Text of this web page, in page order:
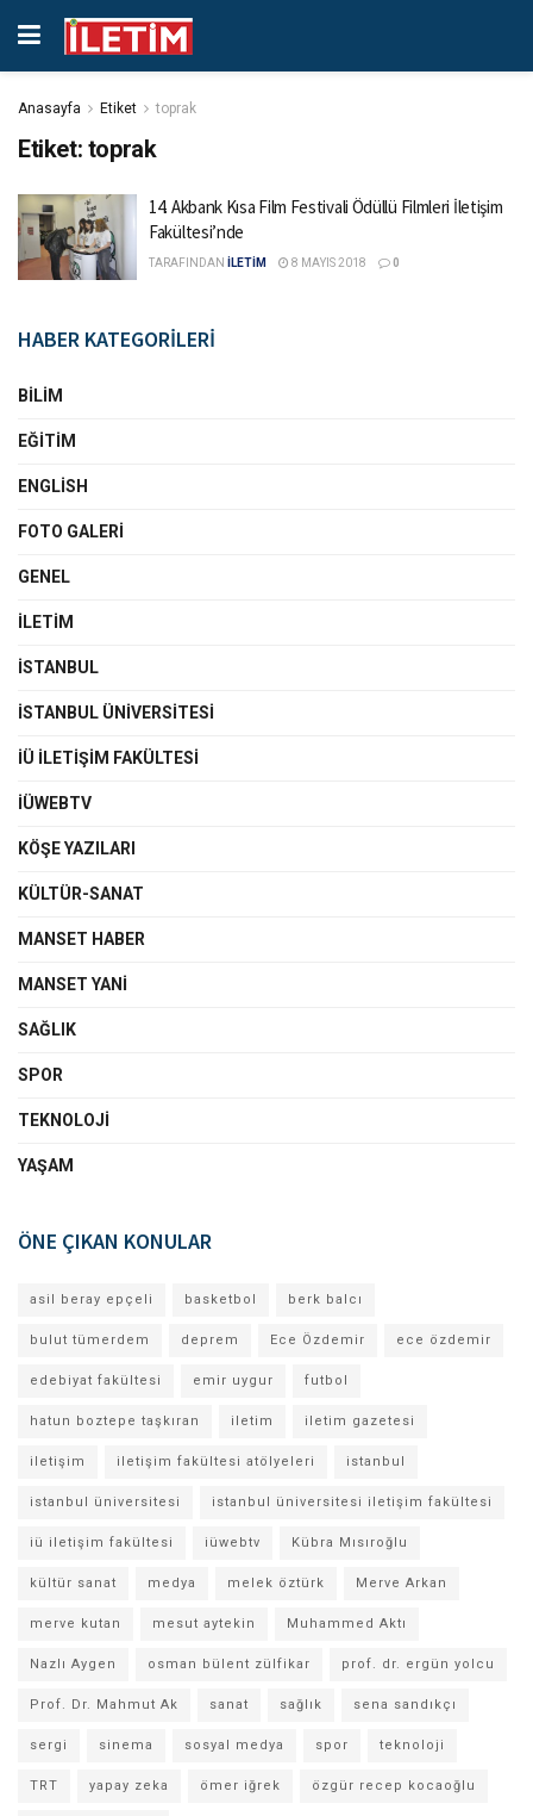
Anasayfa Etiket toprak
Etiket: toprak
14. Akbank Kısa Film Festivali Ödüllü Filmleri İletişim
Fakültesi’nde
TARAFINDAN İLETİM 8 MAYIS 2018 0
HABER KATEGORİLERİ
BILIM
EĞITIM
ENGLISH
FOTO GALERI
GENEL
İLETIM
İSTANBUL
İSTANBUL ÜNIVERSITESI
İÜ İLETIŞIM FAKÜLTESI
İÜWEBTV
KÖŞE YAZILARI
KÜLTÜR-SANAT
MANSET HABER
MANSET YANI
SAĞLIK
SPOR
TEKNOLOJI
YAŞAM
ÖNE ÇIKAN KONULAR
asil beray epçeli basketbol berk balcı
bulut tümerdem deprem Ece Özdemir ece özdemir
edebiyat fakültesi emir uygur futbol
hatun boztepe taşkıran iletim iletim gazetesi
iletişim iletişim fakültesi atölyeleri istanbul
istanbul üniversitesi istanbul üniversitesi iletişim fakültesi
iü iletişim fakültesi iüwebtv Kübra Mısıroğlu
kültür sanat medya melek öztürk Merve Arkan
merve kutan mesut aytekin Muhammed Aktı
Nazlı Aygen osman bülent zülfikar prof. dr. ergün yolcu
Prof. Dr. Mahmut Ak sanat sağlık sena sandıkçı
sergi sinema sosyal medya spor teknoloji
TRT yapay zeka ömer iğrek özgür recep kocaoğlu